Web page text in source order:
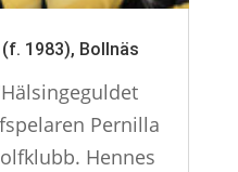
1983), Bollnäs
Pernilla
Hennes